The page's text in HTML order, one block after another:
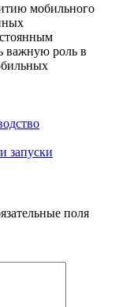
мобильного
важную роль в
запуски
поля